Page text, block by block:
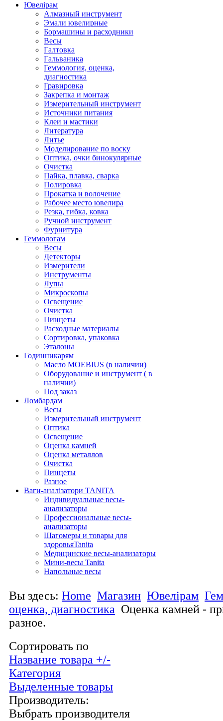
Ювелірам
Алмазный инструмент
Эмали ювелирные
Бормашины и расходники
Весы
Галтовка
Гальваника
Геммология, оценка,
диагностика
Гравировка
Закрепка и монтаж
Измерительный инструмент
Источники питания
Клеи и мастики
Литература
Литье
Моделирование по воску
Оптика, очки бинокулярные
Очистка
Пайка, плавка, сварка
Полировка
Прокатка и волочение
Рабочее место ювелира
Резка, гибка, ковка
Ручной инструмент
Фурнитура
Геммологам
Весы
Детекторы
Измерители
Инструменты
Лупы
Микроскопы
Освещение
Очистка
Пинцеты
Расходные материалы
Сортировка, упаковка
Эталоны
Годинникарям
Масло MOEBIUS (в наличии)
Оборудование и инструмент ( в
наличии)
Под заказ
Ломбардам
Весы
Измерительный инструмент
Оптика
Освещение
Оценка камней
Оценка металлов
Очистка
Пинцеты
Разное
Ваги-аналізатори TANITA
Индивидуальные весы-
анализаторы
Профессиональные весы-
анализаторы
Шагомеры и товары для
здоровьяTanita
Медицинские весы-анализаторы
Мини-весы Tanita
Напольные весы
Вы здесь: Home Магазин Ювелірам
оценка, диагностика Оценка камней -
разное.
Сортировать по
Название товара +/-
Категория
Выделенные товары
Производитель:
Выбрать производителя